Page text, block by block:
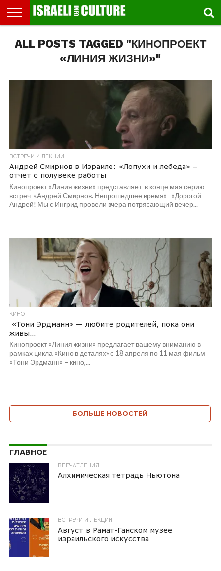
МУЗЕИ
СТРАНА
ФЕСТИВАЛЕЙ
ТЕАТР
КНИГИ.
ТЕКСТЫ
МУЗЫКА
РЕЛИГИЯ/
ИСТОРИЯ
ДВИЖЕНИЕ
ДЕТИ
ВЫХОДНОГО
МАРШРУТЫ
ПРОГУЛЬЩИКА
ВИДЕО-
РЕЧИ
ВПЕЧАТЛЕНИЯ
ВСТРЕЧИ
И
ИНТЕРВЬЮ
КИНО
TEL
AVIV
ALL POSTS TAGGED "КИНОПРОЕКТ
«ЛИНИЯ ЖИЗНИ»"
ВСТРЕЧИ И ЛЕКЦИИ
Андрей Смирнов в Израиле: «Лопухи и лебеда» –
отчет о полувеке работы
Кинопроект «Линия жизни» представляет в конце мая серию
встреч «Андрей Смирнов. Непрошедшее время» «Дорогой
Андрей! Мы с Ингрид провели вчера потрясающий вечер...
КИНО
«Тони Эрдманн» — любите родителей, пока они
живы…
Кинопроект «Линия жизни» предлагает вашему вниманию в
рамках цикла «Кино в деталях» с 18 апреля по 11 мая фильм
«Тони Эрдманн» – кино,...
БОЛЬШЕ НОВОСТЕЙ
ГЛАВНОЕ
ВПЕЧАТЛЕНИЯ
Алхимическая тетрадь Ньютона
ВСТРЕЧИ И ЛЕКЦИИ
Август в Рамат-Ганском музее
израильского искусства